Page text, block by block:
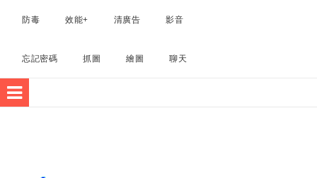
防毒 效能+ 清廣告 影音
忘記密碼 抓圖 繪圖 聊天